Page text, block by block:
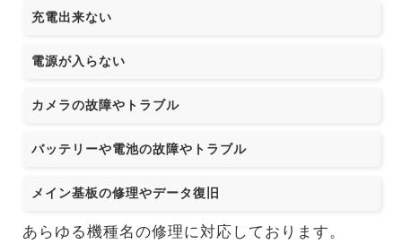
充電出来ない
電源が入らない
カメラの故障やトラブル
バッテリーや電池の故障やトラブル
メイン基板の修理やデータ復旧
あらゆる機種名の修理に対応しております。